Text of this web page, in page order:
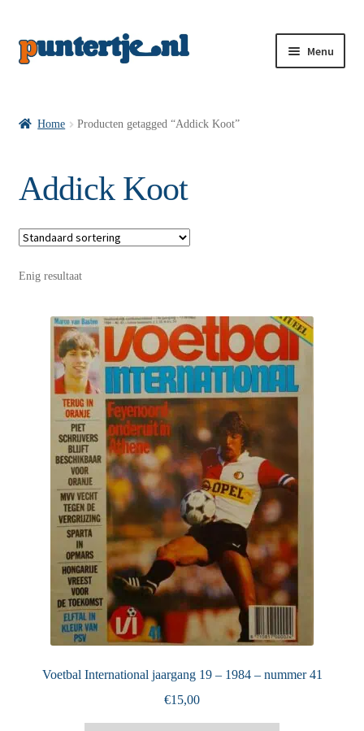
Menu
VI’s met Posters
Wie is puntertje
Puntertjes
Contact
Home Producten getagged “Addick Koot”
Addick Koot
Enig resultaat
Voetbal International jaargang 19 – 1984 – nummer 41
€15,00